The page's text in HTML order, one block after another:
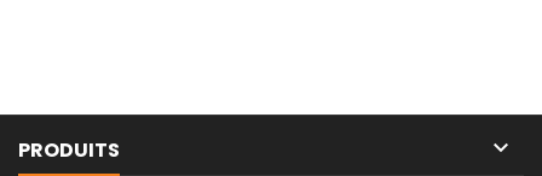
PRODUITS 